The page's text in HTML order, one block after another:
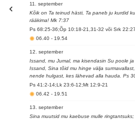
11. september
Kõik on Ta teinud hästi, Ta paneb ju kurdid
rääkima! Mk 7:37
Ps 68:25-36;Õp 10:18-21,31-32 või Srk
06.40- 19.54
12. september
Issand, mu Jumal, ma kisendasin Su poole ja
Issand, Sina tõid mu hinge välja
nende hulgast, kes lähevad alla hauda. Ps
Ps 41:2-14;Lk 23:6-12;Mt 12:9-21
06.42- 19.51
13. september
Sina muutsid mu kaebuse mulle